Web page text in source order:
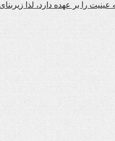
را بر عهده دارد، لذا